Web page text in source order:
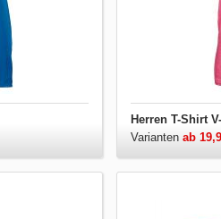
Herren T-Shirt
Variantenab